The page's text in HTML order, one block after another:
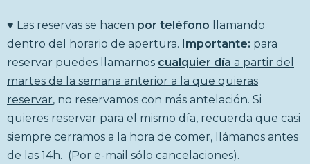
♥ Las reservas se hacen por teléfono llamando
dentro del horario de apertura. Importante: para
reservar puedes llamarnos cualquier día a partir del
martes de la semana anterior a la que quieras
reservar, no reservamos con más antelación. Si
quieres reservar para el mismo día, recuerda que casi
siempre cerramos a la hora de comer, llámanos antes
de las 14h. (Por e-mail sólo cancelaciones).